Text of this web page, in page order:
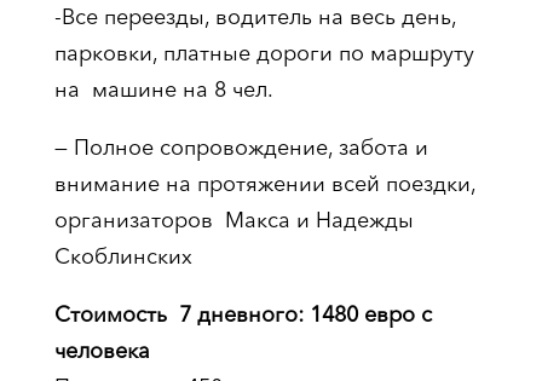
-Все переезды, водитель на весь день,
парковки, платные дороги по маршруту
на машине на 8 чел.
— Полное сопровождение, забота и
внимание на протяжении всей поездки,
организаторов Макса и Надежды
Скоблинских
Стоимость 7 дневного: 1480 евро с
человека